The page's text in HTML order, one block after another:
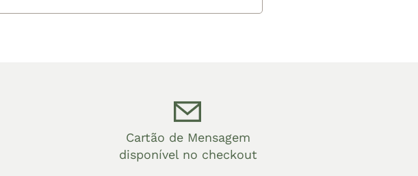
Cartão de Mensagem
disponível no checkout